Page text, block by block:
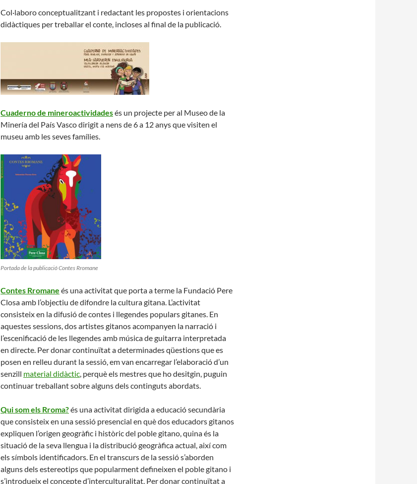
Col·laboro conceptualitzant i redactant les propostes i orientacions
didàctiques per treballar el conte, incloses al final de la publicació.
Cuaderno de mineroactividadesés un projecte per al Museo de la
Minería del País Vasco dirigit a nens de 6 a 12 anys que visiten el
museu amb les seves famílies.
Portada de la publicació Contes Rromane
Contes Rromane és una activitat que porta a terme la Fundació Pere
Closa amb l’objectiu de difondre la cultura gitana. L’activitat
consisteix en la difusió de contes i llegendes populars gitanes. En
aquestes sessions, dos artistes gitanos acompanyen la narració i
l’escenificació de les llegendes amb música de guitarra interpretada
en directe. Per donar continuïtat a determinades qüestions que es
posen en relleu durant la sessió, em van encarregar l’elaboració d’un
senzill material didàctic , perquè els mestres que ho desitgin, puguin
continuar treballant sobre alguns dels continguts abordats.
Qui som els Rroma?és una activitat dirigida a educació secundària
que consisteix en una sessió presencial en què dos educadors gitanos
expliquen l’origen geogràfic i històric del poble gitano, quina és la
situació de la seva llengua i la distribució geogràfica actual, així com
els símbols identificadors. En el transcurs de la sessió s’aborden
alguns dels estereotips que popularment defineixen el poble gitano i
s’introdueix el concepte d’interculturalitat. Per donar continuïtat a